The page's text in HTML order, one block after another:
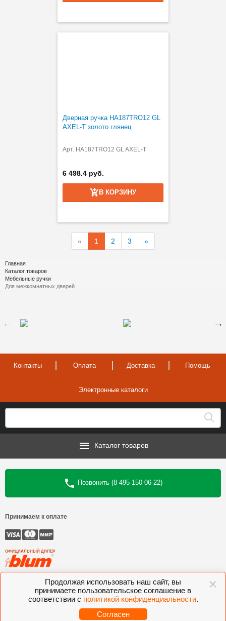
×
Продолжая использовать наш сайт, вы
принимаете пользовательское соглашение в
соответствии с политикой конфиденциальности.
Согласен
Дверная ручка HA187TRO12 GL
AXEL-T золото глянец
Арт. HA187TRO12 GL AXEL-T
6 498.4 руб.
В КОРЗИНУ
« 1 2 3 »
Главная
Каталог товаров
Мебельные ручки
Для межкомнатных дверей
Контакты Оплата Доставка Помощь
Электронные каталоги
Каталог товаров
Позвонить (8 495 150-06-22)
Принимаем к оплате
ОФИЦИАЛЬНЫЙ ДИЛЕР
Интеркомплект, 2006—2026
Комлектующие для мебели BLUM, FGV, VIBO, KESSEBOHMER, VOLPATO,
Sitecentriclab